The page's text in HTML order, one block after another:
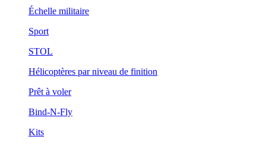
Échelle militaire
Sport
STOL
Hélicoptères par niveau de finition
Prêt à voler
Bind-N-Fly
Kits